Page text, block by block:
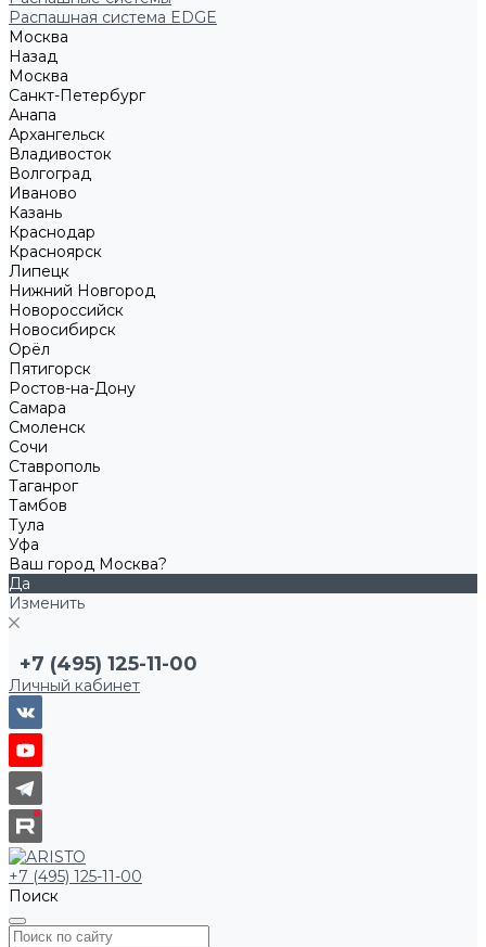
Распашная система EDGE
Москва
Назад
Москва
Санкт-Петербург
Анапа
Архангельск
Владивосток
Волгоград
Иваново
Казань
Краснодар
Красноярск
Липецк
Нижний Новгород
Новороссийск
Новосибирск
Орёл
Пятигорск
Ростов-на-Дону
Самара
Смоленск
Сочи
Ставрополь
Таганрог
Тамбов
Тула
Уфа
Ваш город Москва?
Да
Изменить
+7 (495) 125-11-00
Личный кабинет
+7 (495) 125-11-00
Поиск